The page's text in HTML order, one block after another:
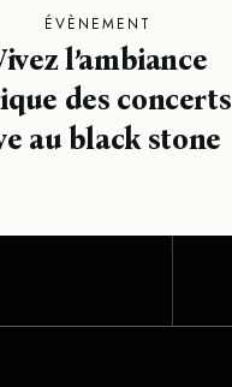
ÉVÈNEMENT
l’ambiance
des concerts
au black stone